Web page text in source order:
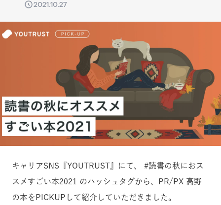
2021.10.27
キャリアSNS『YOUTRUST』にて、 #読書の秋におス
スメすごい本2021 のハッシュタグから、PR/PX 高野
の本をPICKUPして紹介していただきました。